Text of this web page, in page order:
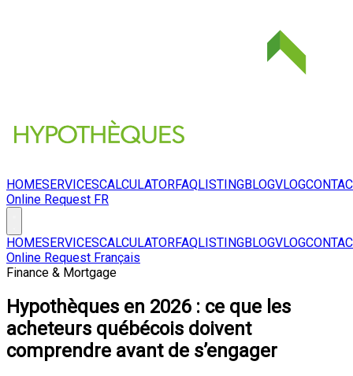
HOMESERVICESCALCULATORFAQLISTINGBLOGVLOG
Online Request FR
HOMESERVICESCALCULATORFAQLISTINGBLOGVLOG
Online Request Français
Finance & Mortgage
Hypothèques en 2026 : ce que les
acheteurs québécois doivent
comprendre avant de s’engager